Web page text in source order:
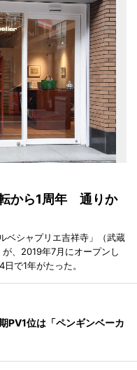
から1周年 通りか
ベシャプリエ吉祥寺」（武蔵
、2019年7月にオープンし
で1年がたった。
PV1位は「ペンギンベーカ